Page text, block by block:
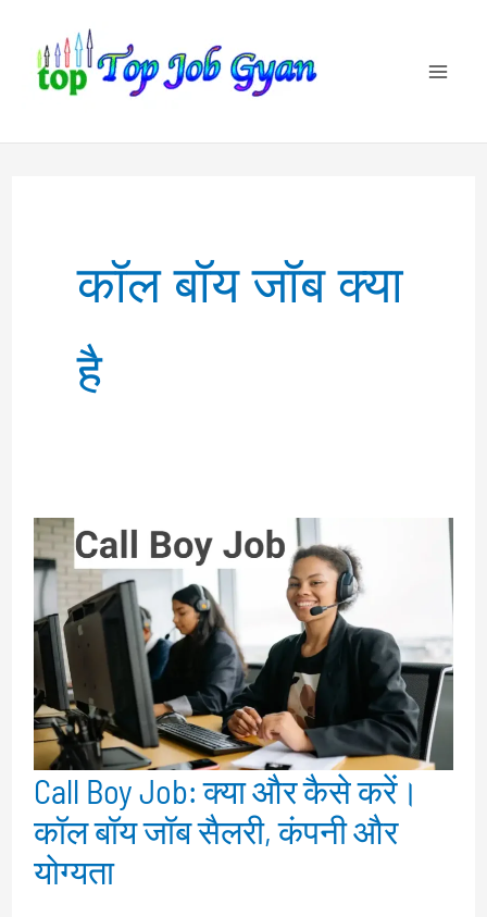
content
कॉल बॉय जॉब क्या
है
Call Boy Job: क्या और कैसे करें।
कॉल बॉय जॉब सैलरी, कंपनी और
योग्यता